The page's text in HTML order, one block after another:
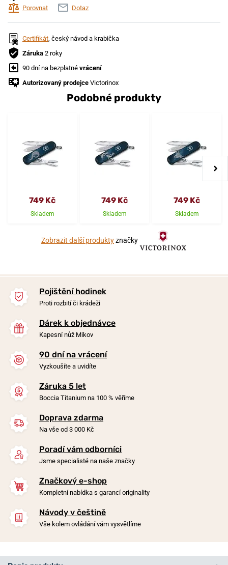
Porovnat
Dotaz
Certifikát, český návod a krabička
Záruka 2 roky
90 dní na bezplatné vrácení
Autorizovaný prodejce Victorinox
Podobné produkty
749 Kč
Skladem
749 Kč
Skladem
749 Kč
Skladem
Zobrazit další produktyznačky
Pojištění hodinek
Proti rozbití či krádeži
Dárek k objednávce
Kapesní nůž Mikov
90 dní na vrácení
Vyzkoušíte a uvidíte
Záruka 5 let
Boccia Titanium na 100 % věříme
Doprava zdarma
Na vše od 3 000 Kč
Poradí vám odborníci
Jsme specialisté na naše značky
Značkový e-shop
Kompletní nabídka s garancí originality
Návody v češtině
Vše kolem ovládání vám vysvětlíme